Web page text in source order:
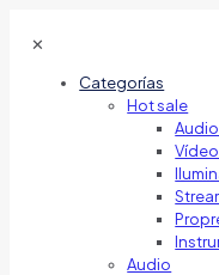
✕
Categorías
Hot sale
Audio